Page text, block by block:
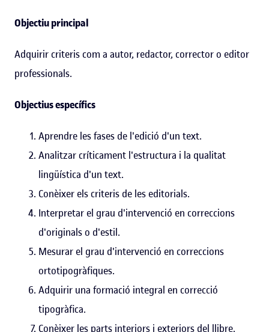
Objectiu principal
Adquirir criteris com a autor, redactor, corrector o editor
professionals.
Objectius específics
Aprendre les fases de l'edició d'un text.
Analitzar críticament l'estructura i la qualitat
lingüística d'un text.
Conèixer els criteris de les editorials.
Interpretar el grau d'intervenció en correccions
d'originals o d'estil.
Mesurar el grau d'intervenció en correccions
ortotipogràfiques.
Adquirir una formació integral en correcció
tipogràfica.
Conèixer les parts interiors i exteriors del llibre.